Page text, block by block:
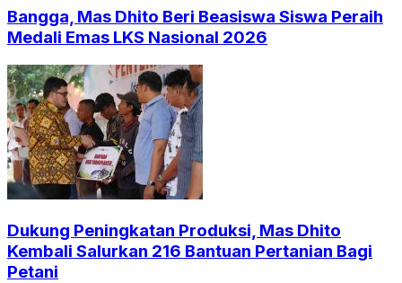
Bangga, Mas Dhito Beri Beasiswa Siswa Peraih
Medali Emas LKS Nasional 2026
Dukung Peningkatan Produksi, Mas Dhito
Kembali Salurkan 216 Bantuan Pertanian Bagi
Petani